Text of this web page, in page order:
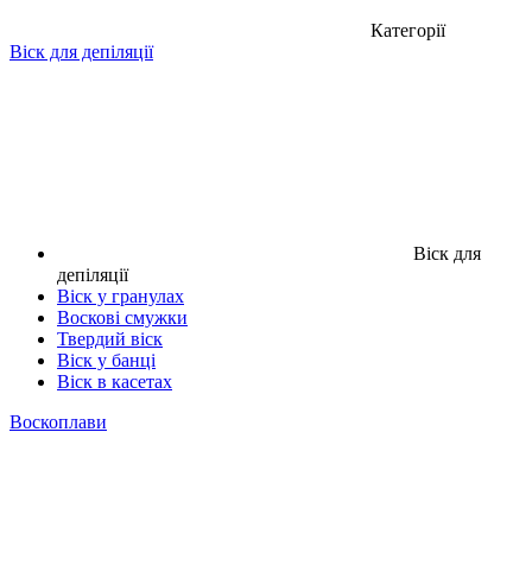
Категорії
Віск для депіляції
Віск для
депіляції
Віск у гранулах
Воскові смужки
Твердий віск
Віск у банці
Віск в касетах
Воскоплави